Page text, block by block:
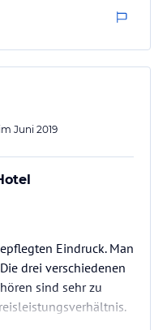
Juni 2019
Eindruck. Man
drei verschiedenen
sind sehr zu